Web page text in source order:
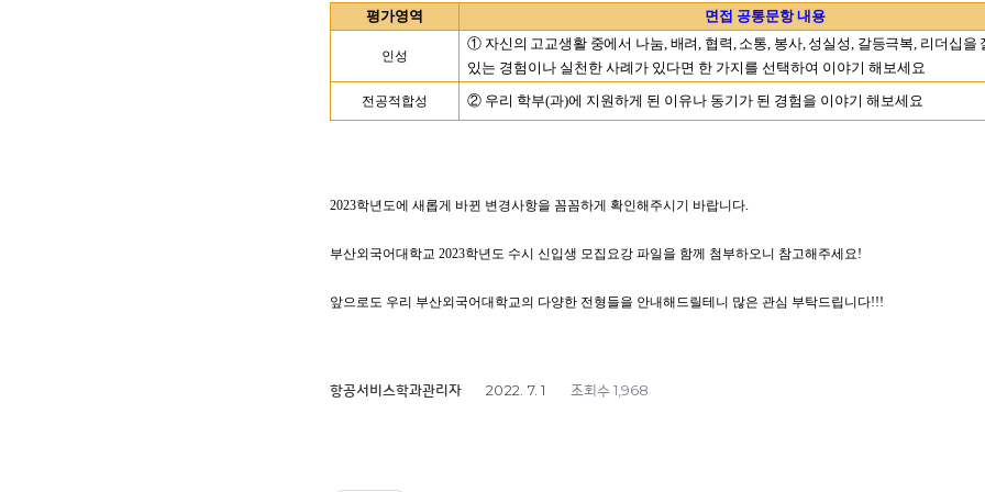
평가영역 면접 공통문항 내용
인성
① 자신의 고교생활 중에서 나눔, 배려, 협력, 소통, 봉사, 성실성, 갈등극복, 리더십을
있는 경험이나 실천한 사례가 있다면 한 가지를 선택하여 이야기 해보세요
전공적합성 ② 우리 학부(과)에 지원하게 된 이유나 동기가 된 경험을 이야기 해보세요
2023학년도에 새롭게 바뀐 변경사항을 꼼꼼하게 확인해주시기 바랍니다.
부산외국어대학교 2023학년도 수시 신입생 모집요강 파일을 함께 첨부하오니 참고해주세요!
앞으로도 우리 부산외국어대학교의 다양한 전형들을 안내해드릴테니 많은 관심 부탁드립니다!!!
항공서비스학과관리자 2022. 7. 1 조회수 1,968